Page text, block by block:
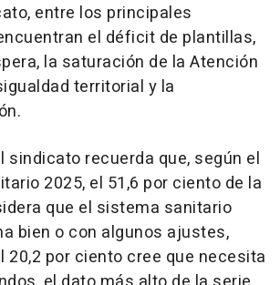
entre los principales
el déficit de plantillas,
la saturación de la Atención
territorial y la
sindicato recuerda que, según el
2025, el 51,6 por ciento de la
que el sistema sanitario
bien o con algunos ajustes,
20,2 por ciento cree que necesita